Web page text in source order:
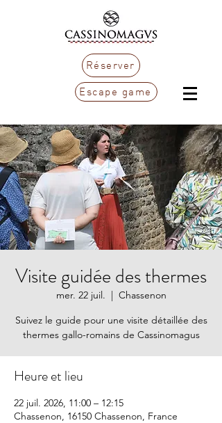
Réserver
Escape game
Visite guidée des thermes
mer. 22 juil.
  |
Chassenon
Suivez le guide pour une visite détaillée des
thermes gallo-romains de Cassinomagus
Heure et lieu
22 juil. 2026, 11:00 – 12:15
Chassenon, 16150 Chassenon, France